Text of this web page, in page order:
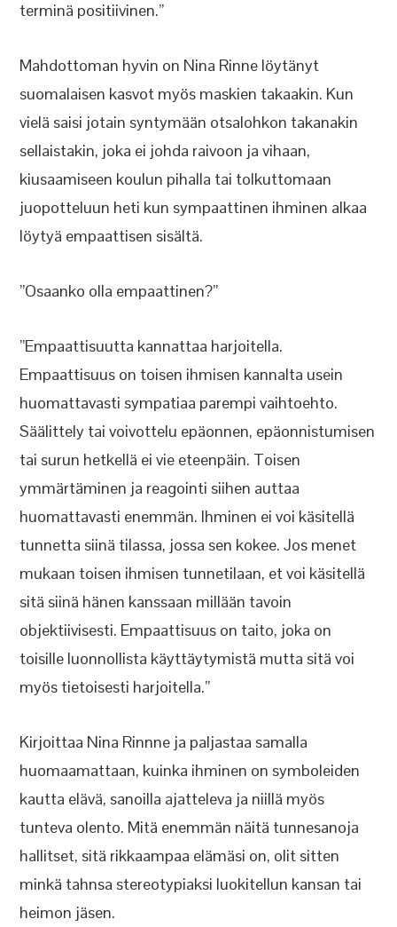
terminä positiivinen.”
Mahdottoman hyvin on Nina Rinne löytänyt
suomalaisen kasvot myös maskien takaakin. Kun
vielä saisi jotain syntymään otsalohkon takanakin
sellaistakin, joka ei johda raivoon ja vihaan,
kiusaamiseen koulun pihalla tai tolkuttomaan
juopotteluun heti kun sympaattinen ihminen alkaa
löytyä empaattisen sisältä.
”Osaanko olla empaattinen?”
”Empaattisuutta kannattaa harjoitella.
Empaattisuus on toisen ihmisen kannalta usein
huomattavasti sympatiaa parempi vaihtoehto.
Säälittely tai voivottelu epäonnen, epäonnistumisen
tai surun hetkellä ei vie eteenpäin. Toisen
ymmärtäminen ja reagointi siihen auttaa
huomattavasti enemmän. Ihminen ei voi käsitellä
tunnetta siinä tilassa, jossa sen kokee. Jos menet
mukaan toisen ihmisen tunnetilaan, et voi käsitellä
sitä siinä hänen kanssaan millään tavoin
objektiivisesti. Empaattisuus on taito, joka on
toisille luonnollista käyttäytymistä mutta sitä voi
myös tietoisesti harjoitella.”
Kirjoittaa Nina Rinnne ja paljastaa samalla
huomaamattaan, kuinka ihminen on symboleiden
kautta elävä, sanoilla ajatteleva ja niillä myös
tunteva olento. Mitä enemmän näitä tunnesanoja
hallitset, sitä rikkaampaa elämäsi on, olit sitten
minkä tahnsa stereotypiaksi luokitellun kansan tai
heimon jäsen.